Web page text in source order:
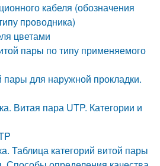
кабеля (обозначения
проводника)
цветами
пары по типу применяемого
пары для наружной прокладки.
Витая пара UTP. Категории и
Таблица категорий витой пары